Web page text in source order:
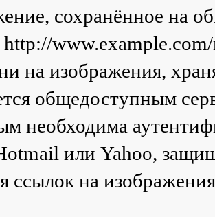
сохранённое на
http://
на изображения,
общедоступным
необходима
или Yahoo,
ссылок на